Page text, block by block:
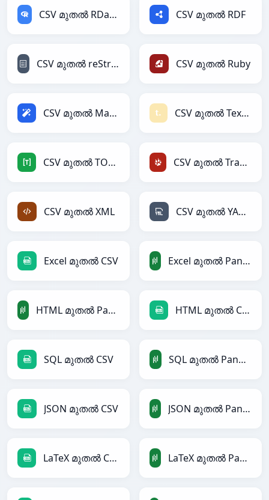
CSV മുതൽ RDataFrame CSV മുതൽ RDF
CSV മുതൽ reStructuredText CSV മുതൽ Ruby
CSV മുതൽ Magic CSV മുതൽ Textile
CSV മുതൽ TOML CSV മുതൽ TracWiki
CSV മുതൽ XML CSV മുതൽ YAML
Excel മുതൽ CSV Excel മുതൽ PandasDataFrame
HTML മുതൽ PandasDataFrame HTML മുതൽ CSV
SQL മുതൽ CSV SQL മുതൽ PandasDataFrame
JSON മുതൽ CSV JSON മുതൽ PandasDataFrame
LaTeX മുതൽ CSV LaTeX മുതൽ PandasDataFrame